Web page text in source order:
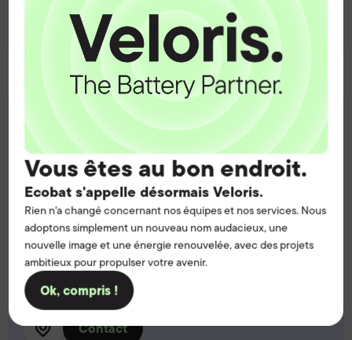
Vous êtes au bon endroit.
Ecobat s'appelle désormais Veloris.
Rien n'a changé concernant nos équipes et nos services. Nous
adoptons simplement un nouveau nom audacieux, une
nouvelle image et une énergie renouvelée, avec des projets
ambitieux pour propulser votre avenir.
Ok, compris !
Contact
Fareham, UK
Address:
5 Little Park Farm Road,
Fareham,
Hampshire UK,
PO15 5SJ
Call:
T: 01489 570770
Contact